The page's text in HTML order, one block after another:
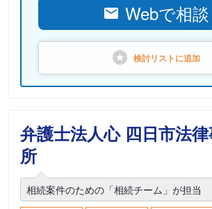
Webで相談
検討リストに追加
弁護士法人心 四日市法
所
相続案件のための「相続チーム」が担当